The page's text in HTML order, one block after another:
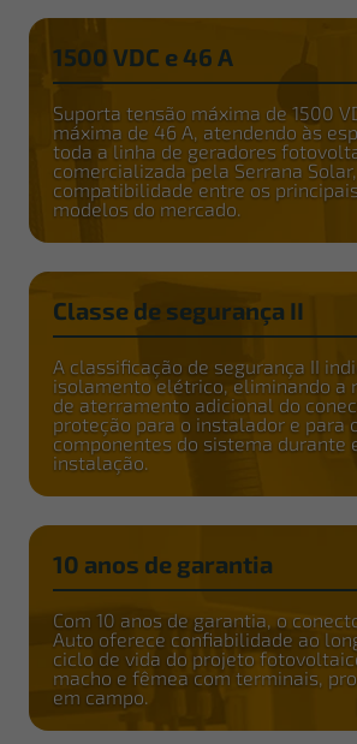
1500 VDC e 46 A
Suporta tensão máxima de 1500
máxima de 46 A, atendendo às
toda a linha de geradores
comercializada pela Serrana
compatibilidade entre os
modelos do mercado.
Classe de segurança II
A classificação de segurança II
isolamento elétrico, eliminando a
de aterramento adicional do
proteção para o instalador e para
componentes do sistema durante
instalação.
10 anos de garantia
Com 10 anos de garantia, o
Auto oferece confiabilidade ao
ciclo de vida do projeto
macho e fêmea com terminais,
em campo.